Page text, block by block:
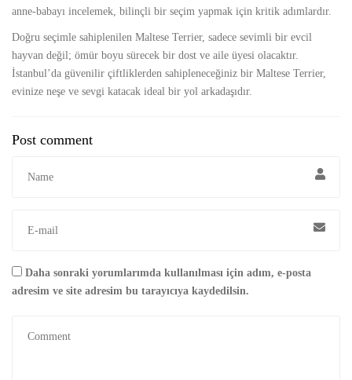
anne-babayı incelemek, bilinçli bir seçim yapmak için kritik adımlardır.
Doğru seçimle sahiplenilen Maltese Terrier, sadece sevimli bir evcil
hayvan değil; ömür boyu sürecek bir dost ve aile üyesi olacaktır.
İstanbul’da güvenilir çiftliklerden sahipleneceğiniz bir Maltese Terrier,
evinize neşe ve sevgi katacak ideal bir yol arkadaşıdır.
Post comment
Daha sonraki yorumlarımda kullanılması için adım, e-posta
adresim ve site adresim bu tarayıcıya kaydedilsin.